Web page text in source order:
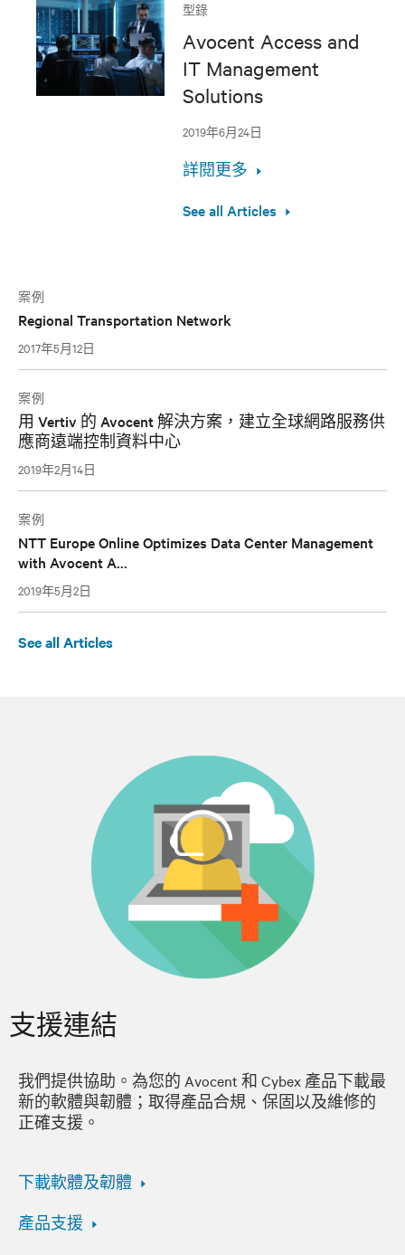
型錄
Avocent Access and
IT Management
Solutions
2019年6月24日
詳閱更多
See all Articles
案例
Regional Transportation Network
2017年5月12日
案例
用 Vertiv 的 Avocent 解決方案，建立全球網路服務供
應商遠端控制資料中心
2019年2月14日
案例
NTT Europe Online Optimizes Data Center Management
with Avocent A...
2019年5月2日
See all Articles
支援連結
我們提供協助。為您的 Avocent 和 Cybex 產品下載最
新的軟體與韌體；取得產品合規、保固以及維修的
正確支援。
下載軟體及韌體
產品支援